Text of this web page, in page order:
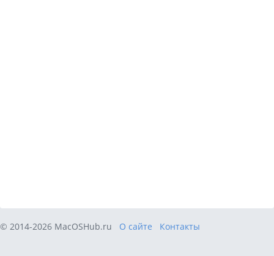
© 2014-2026 MacOSHub.ru О сайте Контакты